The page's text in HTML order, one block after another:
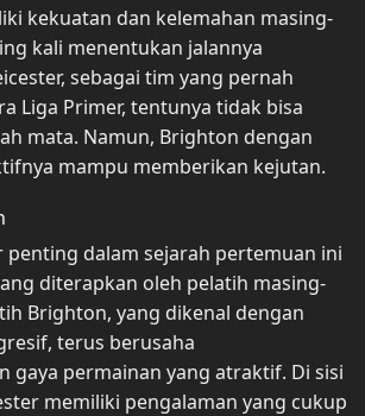
kekuatan dan kelemahan masing-
kali menentukan jalannya
sebagai tim yang pernah
Liga Primer, tentunya tidak bisa
mata. Namun, Brighton dengan
mampu memberikan kejutan.
penting dalam sejarah pertemuan ini
diterapkan oleh pelatih masing-
Brighton, yang dikenal dengan
terus berusaha
gaya permainan yang atraktif. Di sisi
memiliki pengalaman yang cukup